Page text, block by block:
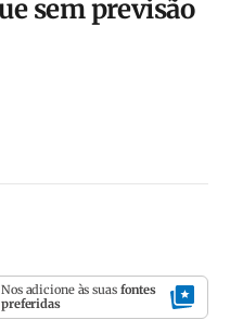
sem previsão
Nos adicione às suas fontes
preferidas